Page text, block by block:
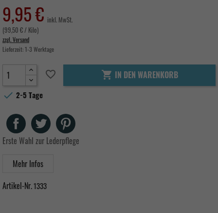
9,95 € inkl. MwSt.
(99,50 € / Kilo)
zzgl. Versand
Lieferzeit:1-3 Werktage
favorite_border  IN DEN WARENKORB
 2-5 Tage
Teilen Tweet
Erste Wahl zur Lederpflege
Mehr Infos
Artikel-Nr.1333